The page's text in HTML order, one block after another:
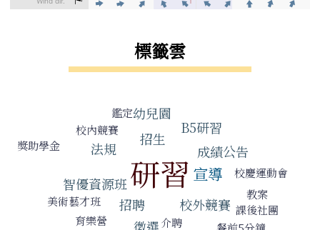
標籤雲
鑑定幼兒園
校內競賽
法規
招生
B5研習
獎助學金
研習 成績公告
智優資源班
宣導
校慶運動會
美術藝才班
招聘 校外競賽
教案
育樂營
介聘
課後社團